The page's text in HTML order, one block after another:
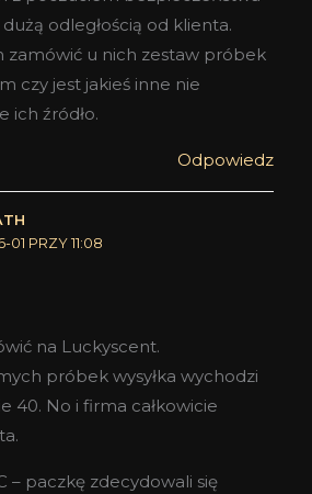
odległością od klienta.
zamówić u nich zestaw próbek
czy jest jakieś inne nie
ich źródło.
Odpowiedz
01 PRZY 11:08
na Luckyscent.
próbek wysyłka wychodzi
40. No i firma całkowicie
– paczkę zdecydowali się